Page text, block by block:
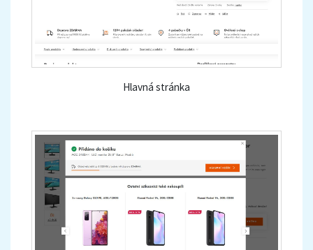
Hlavná stránka